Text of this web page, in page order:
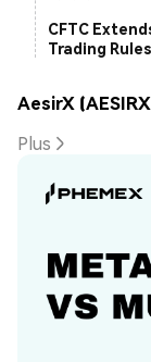
CFTC
Trading
AesirX
Plus